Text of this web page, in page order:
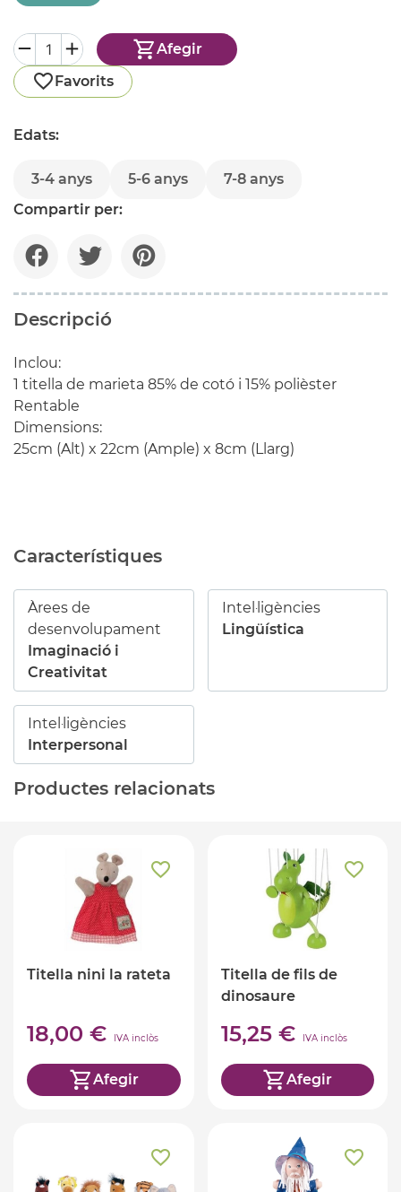
Afegir
Favorits
Edats:
3-4 anys 5-6 anys
7-8 anys
Compartir per:
Descripció
Inclou:
1 titella de marieta 85% de cotó i 15% polièster
Rentable
Dimensions:
25cm (Alt) x 22cm (Ample) x 8cm (Llarg)
Característiques
Àrees de
desenvolupament
Imaginació i
Creativitat
Intel·ligències
Lingüística
Intel·ligències
Interpersonal
Productes relacionats
Titella nini la rateta
18,00 € IVA inclòs
Afegir
Titella de fils de
dinosaure
15,25 € IVA inclòs
Afegir